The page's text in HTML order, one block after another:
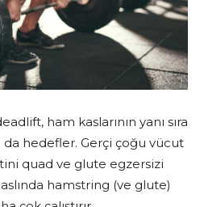
ham kaslarının yanı sıra
da hedefler. Gerçi çoğu vücut
quad ve glute egzersizi
hamstring (ve glute)